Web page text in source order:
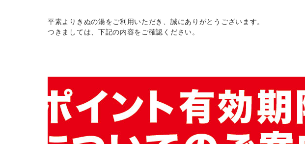
平素よりきぬの湯をご利用いただき、誠にありがとうございます。
つきましては、下記の内容をご確認ください。